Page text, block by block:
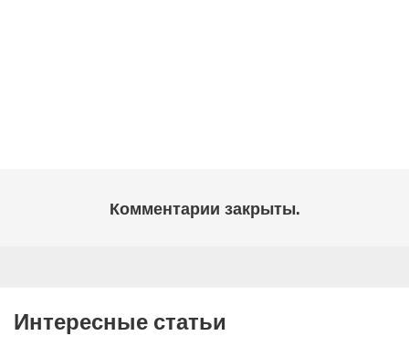
Комментарии закрыты.
Интересные статьи